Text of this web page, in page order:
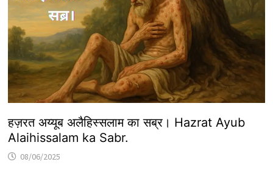
हज़रत अय्यूब अलैहिस्सलाम का सब्र। Hazrat Ayub
Alaihissalam ka Sabr.
08/06/2025